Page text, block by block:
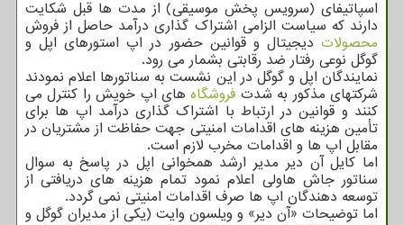
اسپاتیفای (سرویس پخش موسیقی) از مدت ها قبل شکایت
دارند که سیاست الزامی اشتراک گذاری درآمد حاصل از فروش
محصولات دیجیتال و قوانین حضور در اپ استورهای اپل و
گوگل نوعی رفتار ضد رقابتی بشمار می رود.
نمایندگان اپل و گوگل در این نشست به سناتورها اعلام نمودند
شرکتهای مذکور به شدت فروشگاههای اپ خویش را کنترل می
کنند و قوانین در ارتباط با اشتراک گذاری درآمد اپ ها برای
تأمین هزینه های اقدامات امنیتی جهت حفاظت از مشتریان در
مقابل اپ ها و اقدامات مخرب لازم است.
اما کایل آن دیر مدیر ارشد همخوانی اپل در پاسخ به سوال
سناتور جاش هاولی اعلام نمود تمام هزینه های دریافتی از
توسعه دهندگان اپ ها صرف اقدامات امنیتی نمی گردد.
اما توضیحات «آن دیر» و ویلسون وایت (یکی از مدیران گوگل و